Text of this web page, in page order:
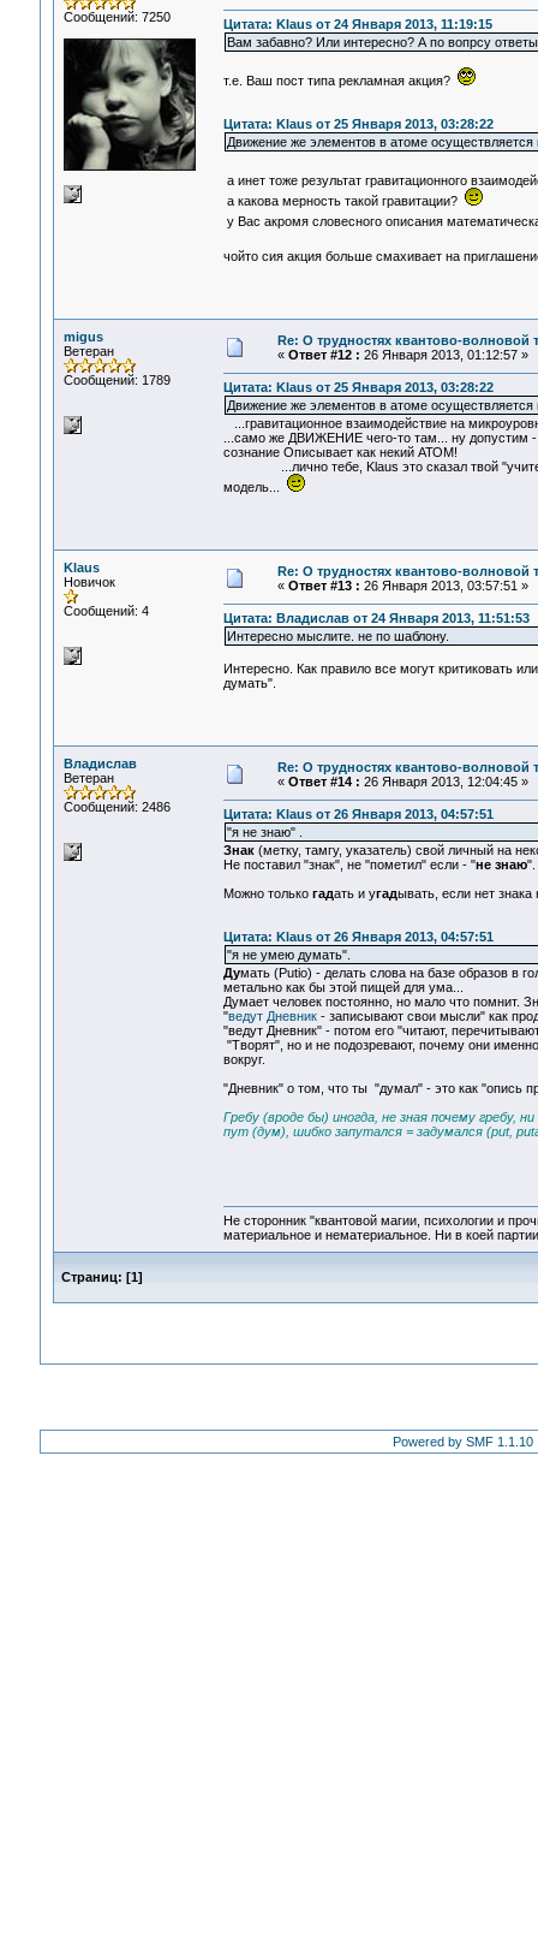
Сообщений: 7250
Цитата: Klaus от 24 Января 2013, 11:19:15
Вам забавно? Или интересно? А по вопрсу
т.е. Ваш пост типа рекламная акция?
Цитата: Klaus от 25 Января 2013, 03:28:22
Движение же элементов в атоме
а инет тоже результат гравитационного
а какова мерность такой гравитации?
у Вас акромя словесного описания
чойто сия акция больше смахивает на
migus
Ветеран
Сообщений: 1789
Re: О трудностях квантово-волновой
« Ответ #12 : 26 Января 2013, 01:12:57 »
Цитата: Klaus от 25 Января 2013, 03:28:22
Движение же элементов в атоме
...гравитационное взаимодействие на
...само же ДВИЖЕНИЕ чего-то там... ну допустим
сознание Описывает как некий АТОМ!
...лично тебе, Klaus это сказал твой
модель...
Klaus
Новичок
Сообщений: 4
Re: О трудностях квантово-волновой
« Ответ #13 : 26 Января 2013, 03:57:51 »
Цитата: Владислав от 24 Января 2013, 11:51:53
Интересно мыслите. не по шаблону.
Интересно. Как правило все могут критиковать
думать".
Владислав
Ветеран
Сообщений: 2486
Re: О трудностях квантово-волновой
« Ответ #14 : 26 Января 2013, 12:04:45 »
Цитата: Klaus от 26 Января 2013, 04:57:51
"я не знаю" .
Знак (метку, тамгу, указатель) свой личный на
Не поставил "знак", не "пометил" если - "не знаю".
Можно только гадать и угадывать, если нет
Цитата: Klaus от 26 Января 2013, 04:57:51
"я не умею думать".
Думать (Putio) - делать слова на базе образов в
метально как бы этой пищей для ума...
Думает человек постоянно, но мало что помнит.
"ведут Дневник- записывают свои мысли" как
"ведут Дневник" - потом его "читают,
"Творят", но и не подозревают, почему они
вокруг.
"Дневник" о том, что ты "думал" - это как "опись
Гребу (вроде бы) иногда, не зная почему гребу,
пут (дум), шибко запутался = задумался (put,
Не сторонник "квантовой магии, психологии и
материальное и нематериальное. Ни в коей
Страниц: [1]
Powered by SMF 1.1.10